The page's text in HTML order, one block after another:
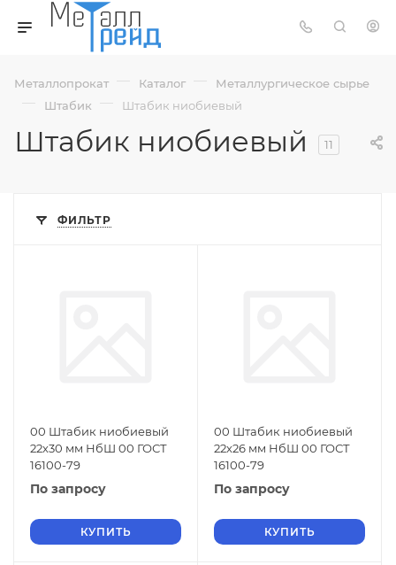
Металлопрокат — Каталог — Металлургическое сырье
— Штабик — Штабик ниобиевый
Штабик ниобиевый 11
ФИЛЬТР
00 Штабик ниобиевый
22х30 мм НбШ 00 ГОСТ
16100-79
По запросу
КУПИТЬ
00 Штабик ниобиевый
22х26 мм НбШ 00 ГОСТ
16100-79
По запросу
КУПИТЬ